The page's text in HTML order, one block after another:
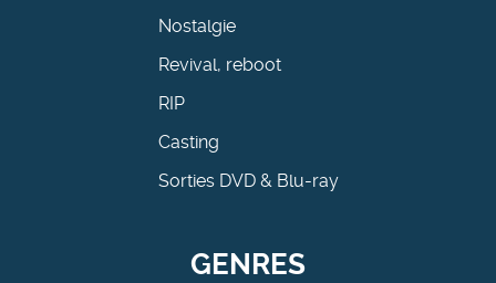
Nostalgie
Revival, reboot
RIP
Casting
Sorties DVD & Blu-ray
GENRES